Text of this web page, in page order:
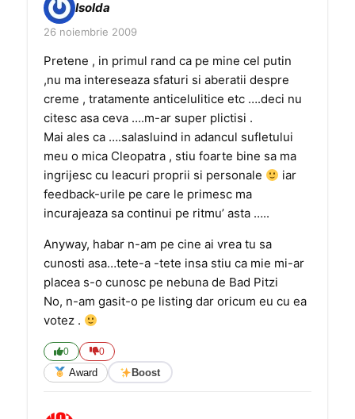
Isolda
26 noiembrie 2009
Pretene , in primul rand ca pe mine cel putin
,nu ma intereseaza sfaturi si aberatii despre
creme , tratamente anticelulitice etc ….deci nu
citesc asa ceva ….m-ar super plictisi .
Mai ales ca ….salasluind in adancul sufletului
meu o mica Cleopatra , stiu foarte bine sa ma
ingrijesc cu leacuri proprii si personale
iar
feedback-urile pe care le primesc ma
incurajeaza sa continui pe ritmu’ asta …..
Anyway, habar n-am pe cine ai vrea tu sa
cunosti asa…tete-a -tete insa stiu ca mie mi-ar
placea s-o cunosc pe nebuna de Bad Pitzi
No, n-am gasit-o pe listing dar oricum eu cu ea
votez .
0 0
Award Boost